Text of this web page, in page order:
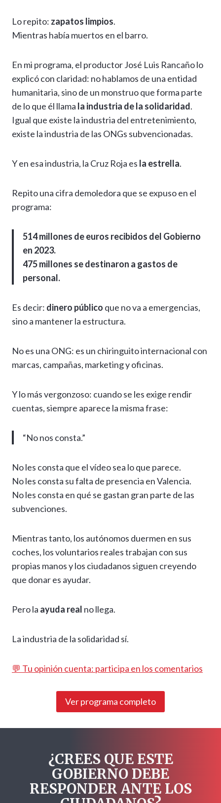
Lo repito: zapatos limpios.
Mientras había muertos en el barro.
En mi programa, el productor José Luis Rancaño lo
explicó con claridad: no hablamos de una entidad
humanitaria, sino de un monstruo que forma parte
de lo que él llama la industria de la solidaridad.
Igual que existe la industria del entretenimiento,
existe la industria de las ONGs subvencionadas.
Y en esa industria, la Cruz Roja es la estrella.
Repito una cifra demoledora que se expuso en el
programa:
514 millones de euros recibidos del Gobierno
en 2023.
475 millones se destinaron a gastos de
personal.
Es decir: dinero público que no va a emergencias,
sino a mantener la estructura.
No es una ONG: es un chiringuito internacional con
marcas, campañas, marketing y oficinas.
Y lo más vergonzoso: cuando se les exige rendir
cuentas, siempre aparece la misma frase:
“No nos consta.”
No les consta que el vídeo sea lo que parece.
No les consta su falta de presencia en Valencia.
No les consta en qué se gastan gran parte de las
subvenciones.
Mientras tanto, los autónomos duermen en sus
coches, los voluntarios reales trabajan con sus
propias manos y los ciudadanos siguen creyendo
que donar es ayudar.
Pero la ayuda real no llega.
La industria de la solidaridad sí.
💬 Tu opinión cuenta: participa en los comentarios
Ver programa completo
¿CREES QUE ESTE
GOBIERNO DEBE
RESPONDER ANTE LOS